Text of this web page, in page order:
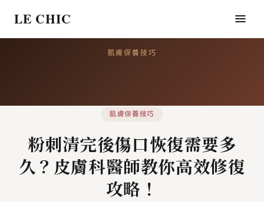
LE CHIC
肌膚保養技巧
肌膚保養技巧
粉刺清完後傷口恢復需要多
久？皮膚科醫師教你高效修復
攻略！